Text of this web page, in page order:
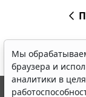
Мы
браузера и
аналитики в